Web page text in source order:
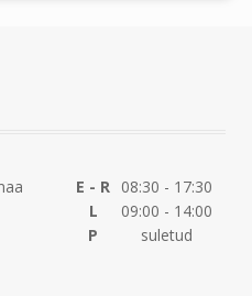
E - R 08:30 - 17:30
L
09:00 - 14:00
P
suletud